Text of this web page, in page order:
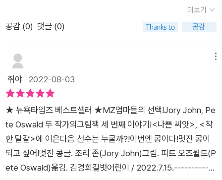
요. 이 면지를 보며 책의 마무리가 완벽하다는 생각을 했어요. 책
이 시작되기 전의 앞면지와 비교해서 살피면, 이제 선글라스를 쓰
6단계: 뒤표지 살펴보기뒤표지를 보면, 멋쟁이 콩 삼총사와 주인
공 콩이 나와요. 속표지에 그려진 멋쟁이 콩 삼총사의 모습과는
사뭇 다른 게 보이죠? 속표지에서는 그들의 화려한 겉모습이 표
현되어 있었지만 책을 끝내는 뒤표지에서는 미소를 통해 내면까
지 보여주고 있어요. 줄글로는 책 소개글이 실려 있네요.ㅎㅎ
이들과 함께 읽으면더 흥미를 가지고 볼 수 있은 것 같아요.그리
고 다른 사람과 자신을 비교하지말고 나만의자신감을 만들어 보
니다.[출판사로부터 도서 협찬을 받았고 본인의 주관적인 견해
에 의하여 작성함]
요.점점 같이 노느 시간이 줄어들더니어느 날 갑자기 셋은 멋진
콩 삼총사가 되어있었던거예요.그래서 작은 콩은 콩 삼총사처럼
도 하고, 선글라스도 쓰고 예쁜 옷도 입어 봤지만어쩐지 너무 어
색해요.'난 정말이지 하나도 안 멋진 콩이었어.''난 절대 멋진 콩이
될 수 없을 거야.'자기에겐 특별한 재능이 없다고 생각한 콩은 뭐
었어요.과연 작은 콩은 멋진 콩이 될 수 있을까요?멋진 콩 삼총사
를 보면 학창시절에 멋지게 보였던 친구들이 생각나요.그 친구들
과 친해지고 함께 하면 왠지 나도 멋있어질 것 같은 생각이 들기
도 했었지요.하지만 정말 멋진 것은 외모에서 나오는 것이 아니라
어려움에 있는 친구에게 따뜻한 손을 내밀 수 있는 용기라는 걸 #
더보기
공감 (0) 댓글 (0)
쥐야 2022-08-03
★ 뉴욕타임즈 베스트셀러 ★MZ엄마들의 선택!Jory John, Pe
te Oswald 두 작가의그림책 세 번째 이야기!<나쁜 씨앗>, <착
한 달걀>에 이은다음 선수는 누굴까?!이번엔 콩이다!멋진 콩이
되고 싶어!​멋진 콩글. 조리 존(Jory John)그림. 피트 오즈월드(P
ete Oswald)옮김. 김경희길벗어린이 / 2022.7.15.------------